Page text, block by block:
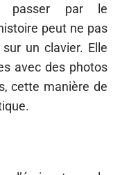
passer par le
peut ne pas
un clavier. Elle
avec des photos
cette manière de